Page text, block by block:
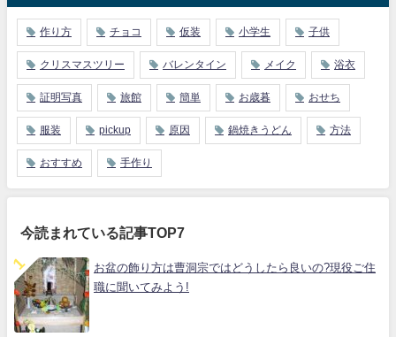
作り方 チョコ 仮装 小学生 子供
クリスマスツリー バレンタイン メイク 浴衣
証明写真 旅館 簡単 お歳暮 おせち
服装 pickup 原因 鍋焼きうどん 方法
おすすめ 手作り
今読まれている記事TOP7
お盆の飾り方は曹洞宗ではどうしたら良いの?現役ご住
職に聞いてみよう!